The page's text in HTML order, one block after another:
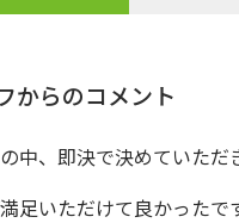
からのコメント
中、即決で決めていた
足いただけて良かったで